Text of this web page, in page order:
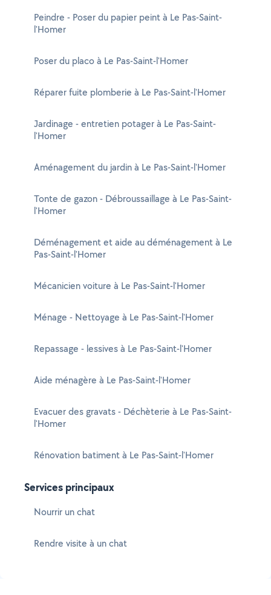
Peindre - Poser du papier peint à Le Pas-Saint-
l'Homer
Poser du placo à Le Pas-Saint-l'Homer
Réparer fuite plomberie à Le Pas-Saint-l'Homer
Jardinage - entretien potager à Le Pas-Saint-
l'Homer
Aménagement du jardin à Le Pas-Saint-l'Homer
Tonte de gazon - Débroussaillage à Le Pas-Saint-
l'Homer
Déménagement et aide au déménagement à Le
Pas-Saint-l'Homer
Mécanicien voiture à Le Pas-Saint-l'Homer
Ménage - Nettoyage à Le Pas-Saint-l'Homer
Repassage - lessives à Le Pas-Saint-l'Homer
Aide ménagère à Le Pas-Saint-l'Homer
Evacuer des gravats - Déchèterie à Le Pas-Saint-
l'Homer
Rénovation batiment à Le Pas-Saint-l'Homer
Services principaux
Nourrir un chat
Rendre visite à un chat